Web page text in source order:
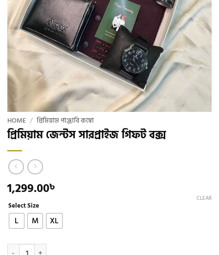
HOME / প্রিমিয়াম পাঞ্জাবি কম্বো
প্রিমিয়াম জেন্টস সারপ্রাইজ গিফট বক্স
1,299.00৳
Select Size
L M XL
CLEAR
প্রিমিয়াম জেন্টস সারপ্রাইজ গিফট বক্স quantity